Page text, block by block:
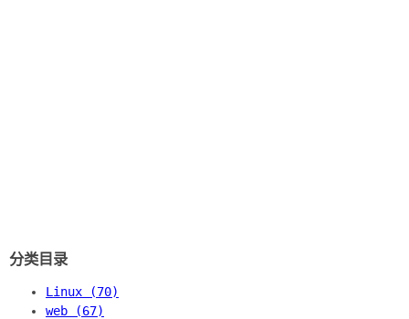
分类目录
Linux (70)
web (67)